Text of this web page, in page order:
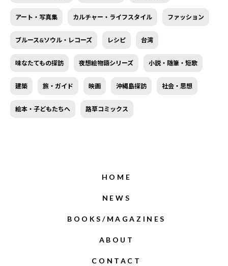
アート・写真集 カルチャー・ライフスタイル ファッション
ブルース&ソウル・レコーズ レシピ 台湾
味なたてもの探訪 夜想絵物語シリーズ 小説・随筆・短歌
建築 旅・ガイド 映画 沖縄島探訪 社会・思想
絵本・子どもたちへ 路草コミックス
HOME
NEWS
BOOKS/MAGAZINES
ABOUT
CONTACT